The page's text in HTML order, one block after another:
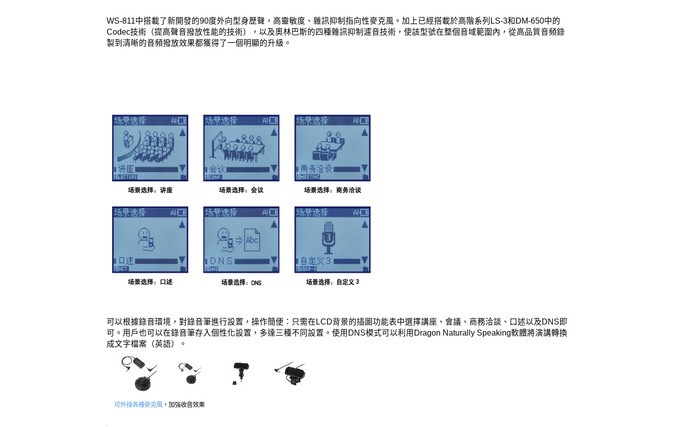
WS-811中搭載了新開發的90度外向型身歷聲，高靈敏度、雜訊抑制指向性麥克風。加上已經搭載於高階系列LS-3和DM-650中的
Codec技術（提高聲音撥放性能的技術），以及奧林巴斯的四種雜訊抑制濾音技術，使該型號在整個音域範圍內，從高品質音頻錄
製到清晰的音頻撥放效果都獲得了一個明顯的升級。
可以根據錄音環境，對錄音筆進行設置，操作簡便：只需在LCD背景的插圖功能表中選擇講座、會議、商務洽談、口述以及DNS即
可。用戶也可以在錄音筆存入個性化設置，多達三種不同設置。使用DNS模式可以利用Dragon Naturally Speaking軟體將演講轉換
成文字檔案（英語）。
可外接各種麥克風 ，加強收音效果